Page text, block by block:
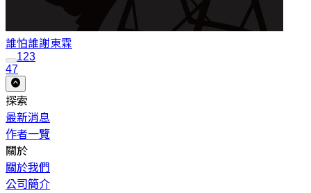
誰怕誰謝東霖
123
47
探索
最新消息
作者一覽
關於
關於我們
公司簡介